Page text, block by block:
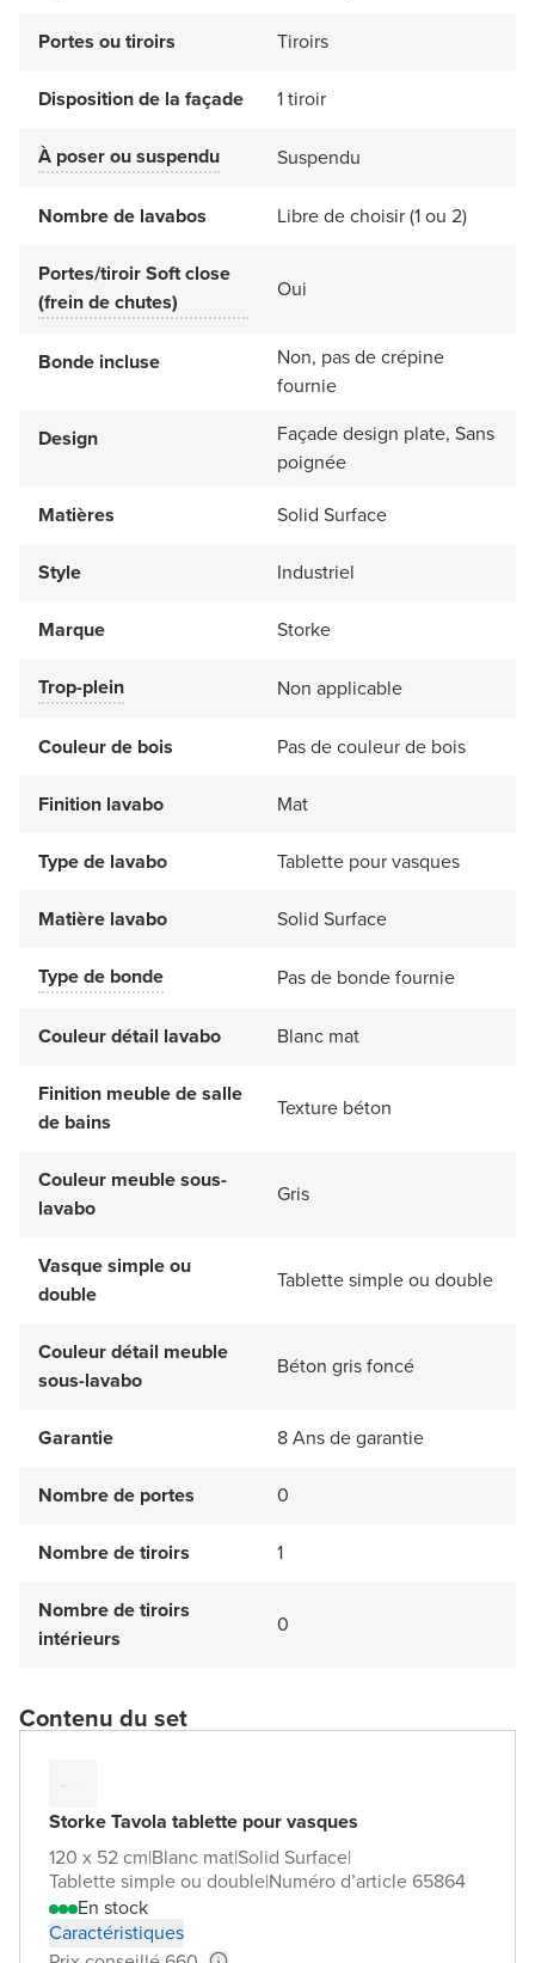
Portes ou tiroirs Tiroirs
Disposition de la façade 1 tiroir
À poser ou suspendu Suspendu
Nombre de lavabos Libre de choisir (1 ou 2)
Portes/tiroir Soft close
(frein de chutes)
Oui
Bonde incluse
Non, pas de crépine
fournie
Design
Façade design plate, Sans
poignée
Matières
Solid Surface
Style Industriel
Marque Storke
Trop-plein Non applicable
Couleur de bois Pas de couleur de bois
Finition lavabo Mat
Type de lavabo Tablette pour vasques
Matière lavabo Solid Surface
Type de bonde Pas de bonde fournie
Couleur détail lavabo Blanc mat
Finition meuble de salle
de bains
Texture béton
Couleur meuble sous-
lavabo
Gris
Vasque simple ou
double
Tablette simple ou double
Couleur détail meuble
sous-lavabo
Béton gris foncé
Garantie 8 Ans de garantie
Nombre de portes 0
Nombre de tiroirs 1
Nombre de tiroirs
intérieurs
0
Contenu du set
Storke Tavola tablette pour vasques
120 x 52 cm|Blanc mat|Solid Surface|
Tablette simple ou double|Numéro d’article 65864
En stock
Caractéristiques